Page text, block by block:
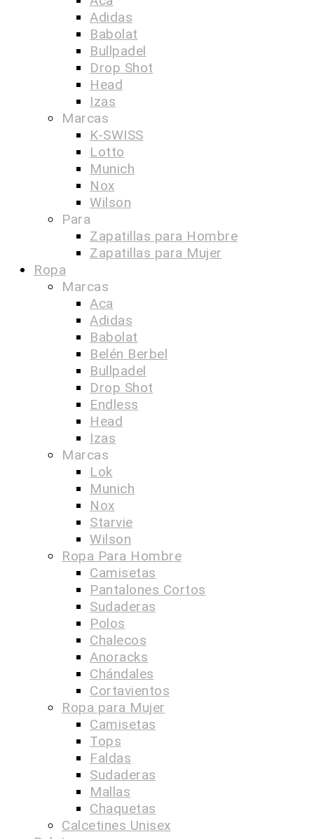
Adidas
Babolat
Bullpadel
Drop Shot
Head
Izas
Marcas
K-SWISS
Lotto
Munich
Nox
Wilson
Para
Zapatillas para Hombre
Zapatillas para Mujer
Ropa
Marcas
Aca
Adidas
Babolat
Belén Berbel
Bullpadel
Drop Shot
Endless
Head
Izas
Marcas
Lok
Munich
Nox
Starvie
Wilson
Ropa Para Hombre
Camisetas
Pantalones Cortos
Sudaderas
Polos
Chalecos
Anoracks
Chándales
Cortavientos
Ropa para Mujer
Camisetas
Tops
Faldas
Sudaderas
Mallas
Chaquetas
Calcetines Unisex